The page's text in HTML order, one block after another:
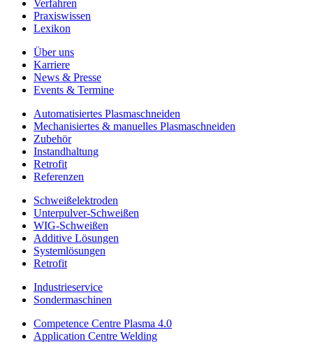
Verfahren
Praxiswissen
Lexikon
Über uns
Karriere
News & Presse
Events & Termine
Automatisiertes Plasmaschneiden
Mechanisiertes & manuelles Plasmaschneiden
Zubehör
Instandhaltung
Retrofit
Referenzen
Schweißelektroden
Unterpulver-Schweißen
WIG-Schweißen
Additive Lösungen
Systemlösungen
Retrofit
Industrieservice
Sondermaschinen
Competence Centre Plasma 4.0
Application Centre Welding